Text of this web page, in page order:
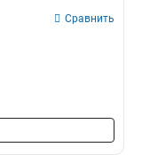
Сравнить